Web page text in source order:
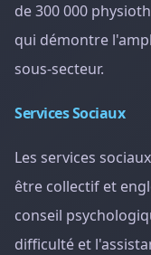
de 300 000
qui démontre
sous-secteur.
Services Sociaux
Les services
être collectif et
conseil
difficulté et